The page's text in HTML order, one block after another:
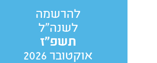
להרשמה
לשנה"ל
תשפ"ז
אוקטובר 2026